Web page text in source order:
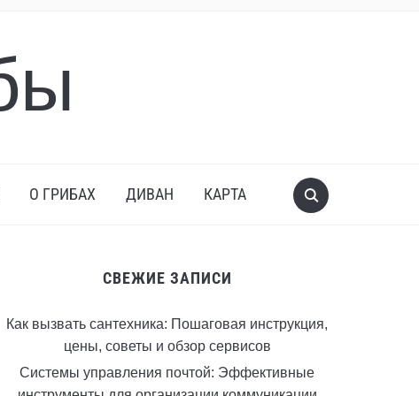
О ГРИБАХ ДИВАН КАРТА
СВЕЖИЕ ЗАПИСИ
Как вызвать сантехника: Пошаговая инструкция,
цены, советы и обзор сервисов
Системы управления почтой: Эффективные